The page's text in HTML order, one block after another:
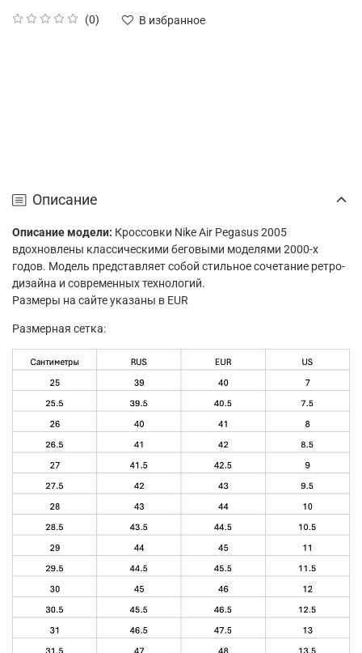
(0) В избранное
Описание
Описание модели: Кроссовки Nike Air Pegasus 2005
вдохновлены классическими беговыми моделями 2000-х
годов. Модель представляет собой стильное сочетание ретро-
дизайна и современных технологий.
Размеры на сайте указаны в EUR
Размерная сетка: